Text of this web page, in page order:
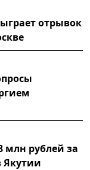
отрывок
млн рублей за
Якутии